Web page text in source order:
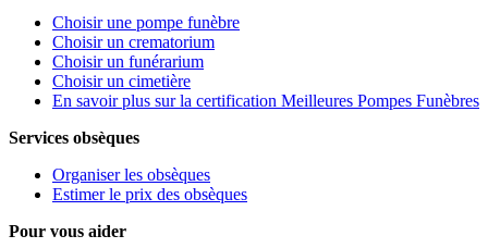
Choisir une pompe funèbre
Choisir un crematorium
Choisir un funérarium
Choisir un cimetière
En savoir plus sur la certification Meilleures Pompes Funèbres
Services obsèques
Organiser les obsèques
Estimer le prix des obsèques
Pour vous aider